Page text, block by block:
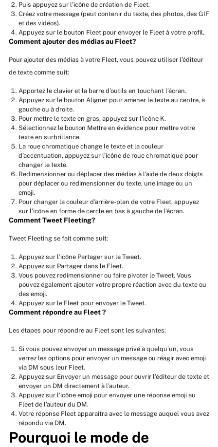
Puis appuyez sur l’icône de création de Fleet.
Créez votre message (peut contenir du texte, des photos, des GIF
et des vidéos).
Appuyez sur le bouton Fleet pour envoyer le Fleet à votre profil.
Comment ajouter des médias au Fleet?
Pour ajouter des médias à votre Fleet, vous pouvez utiliser l’éditeur
de texte comme suit:
Apportez le clavier et la barre d’outils en touchant l’écran.
Appuyez sur le bouton Aligner pour amener le texte au centre, à
gauche ou à droite.
Pour mettre le texte en gras, appuyez sur l’icône K.
Sélectionnez le bouton Mettre en évidence pour mettre votre
texte en surbrillance.
La roue chromatique change le texte et la couleur
d’accentuation, appuyez sur l’icône de roue chromatique pour
changer le texte.
Redimensionner ou déplacer des médias à l’aide de deux doigts
pour déplacer ou redimensionner du texte, une image ou un
emoji.
Pour changer la couleur d’arrière-plan de votre Fleet, appuyez
sur l’icône en forme de cercle en bas à gauche de l’écran.
Comment Tweet Fleeting?
Tweet Fleeting se fait comme suit:
Appuyez sur l’icône Partager sur le Tweet.
Appuyez sur Partager dans le Fleet.
Vous pouvez redimensionner ou faire pivoter le Tweet. Vous
pouvez également ajouter votre propre réaction avec du texte ou
des emoji.
Appuyez sur le Fleet pour envoyer le Tweet.
Comment répondre au Fleet ?
Les étapes pour répondre au Fleet sont les suivantes:
Si vous pouvez envoyer un message privé à quelqu’un, vous
verrez les options pour envoyer un message ou réagir avec emoji
via DM sous leur Fleet.
Appuyez sur Envoyer un message pour ouvrir l’éditeur de texte et
envoyer un DM directement à l’auteur.
Appuyez sur l’icône emoji pour envoyer une réponse emoji au
Fleet de l’auteur du DM.
Votre réponse Fleet apparaîtra avec le message auquel vous avez
répondu via DM.
Pourquoi le mode de